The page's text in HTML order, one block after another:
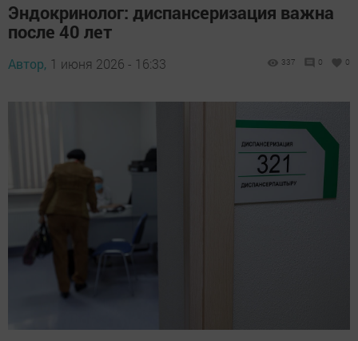
Эндокринолог: диспансеризация важна
после 40 лет
Автор, 1 июня 2026 - 16:33 337 0 0